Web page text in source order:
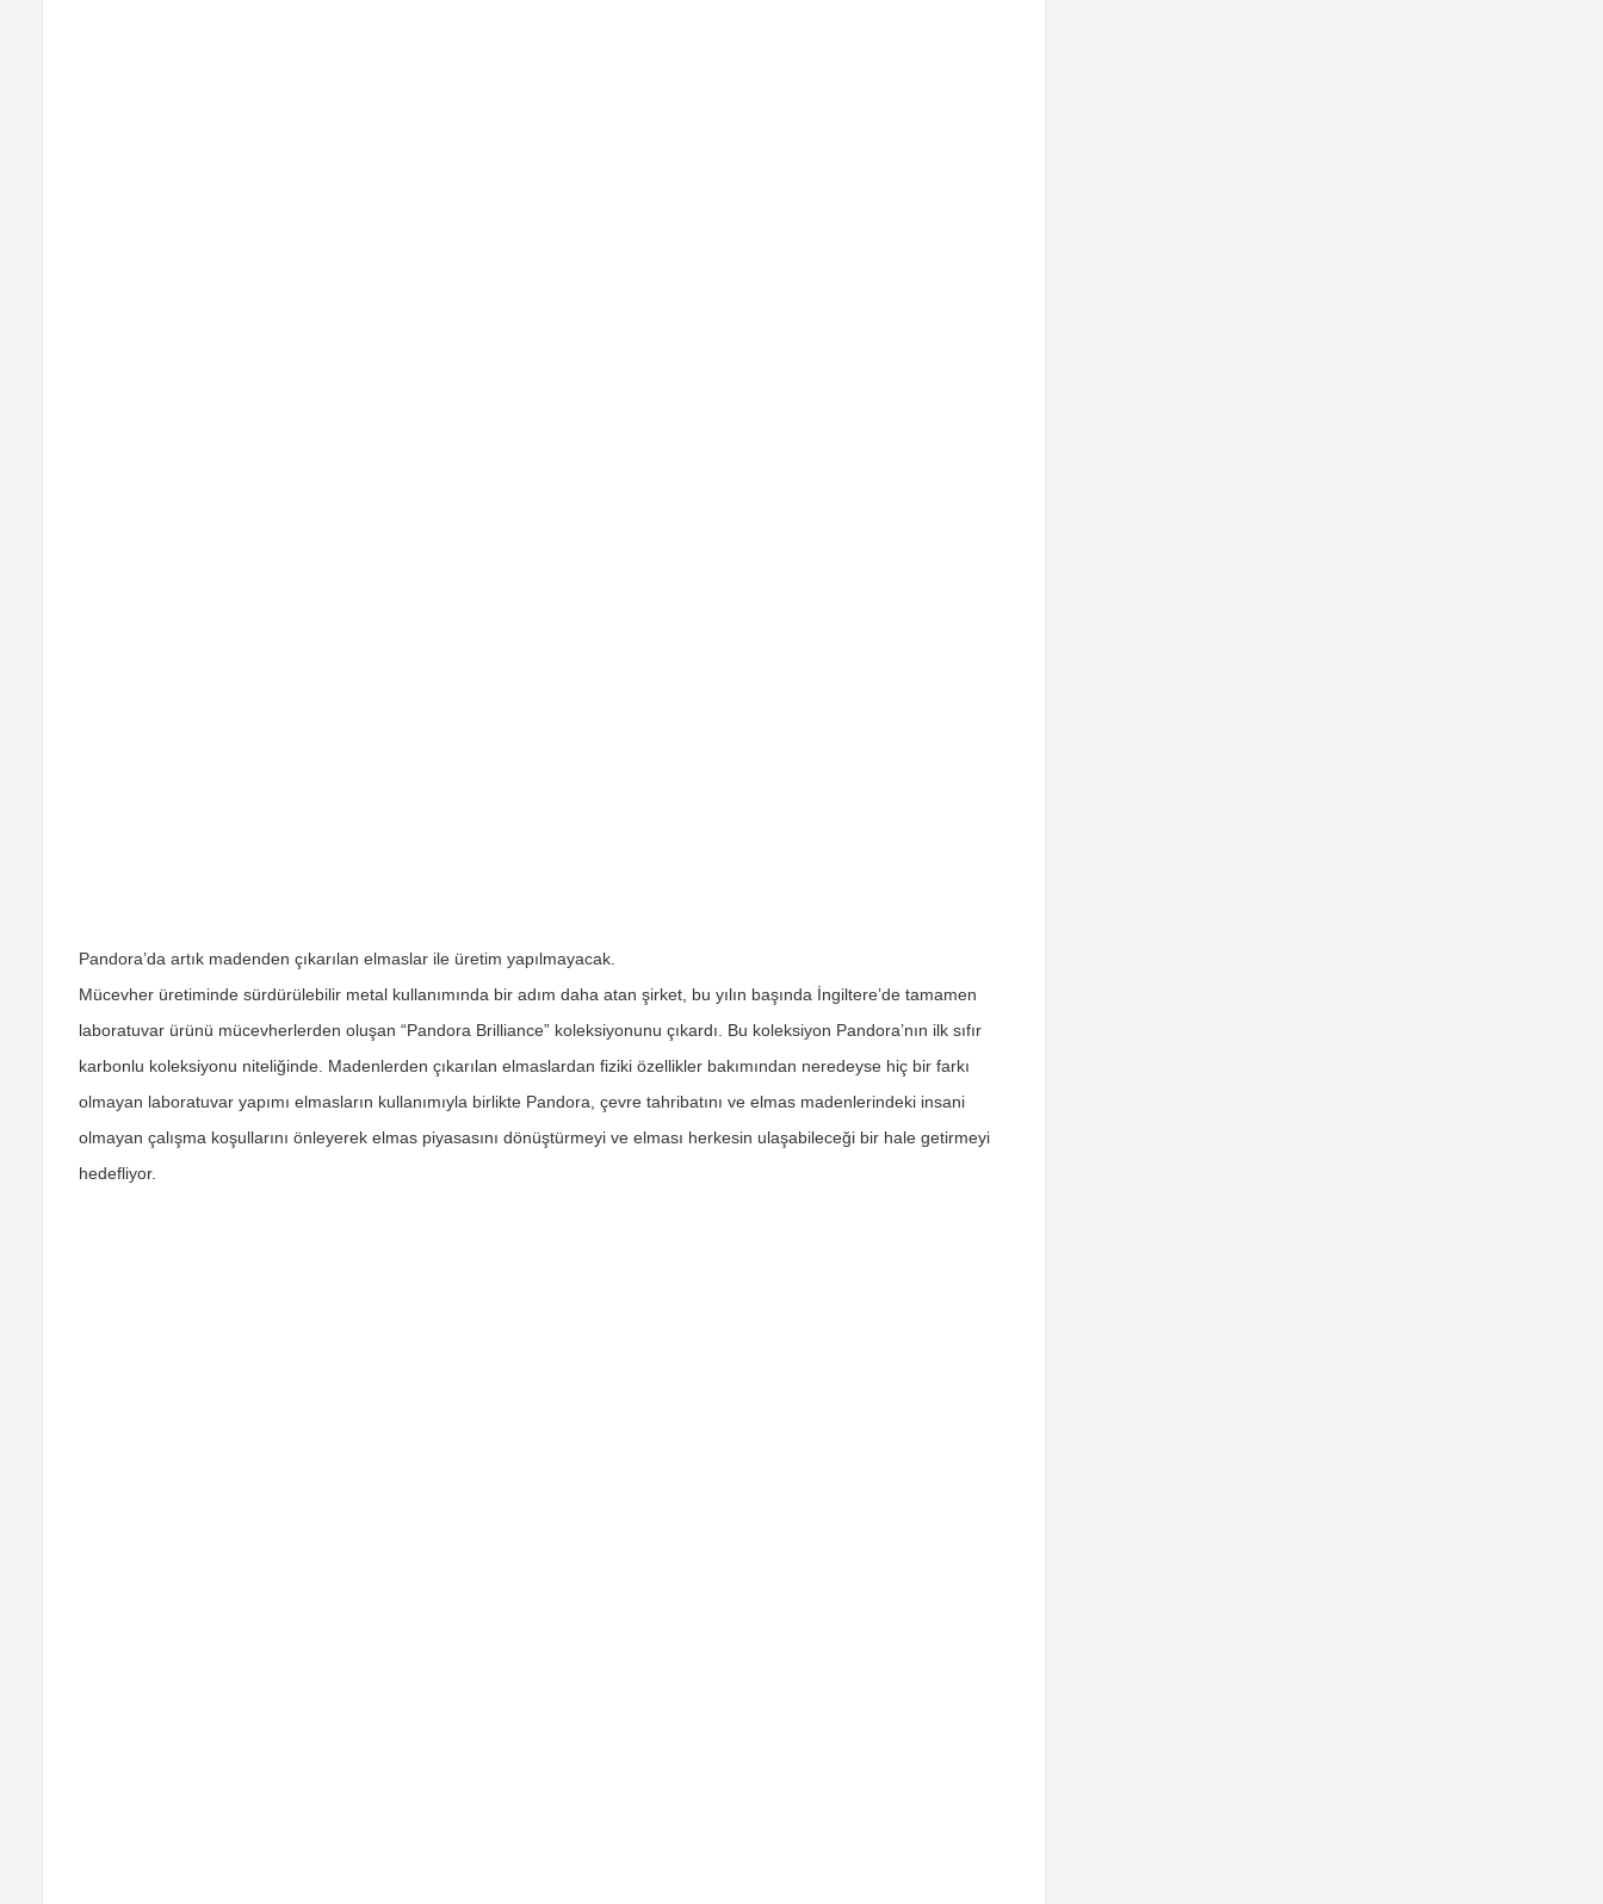
Pandora’da artık madenden çıkarılan elmaslar ile üretim yapılmayacak.
Mücevher üretiminde sürdürülebilir metal kullanımında bir adım daha atan şirket, bu yılın başında İngiltere’de tamamen
laboratuvar ürünü mücevherlerden oluşan “Pandora Brilliance” koleksiyonunu çıkardı. Bu koleksiyon Pandora’nın ilk sıfır
karbonlu koleksiyonu niteliğinde. Madenlerden çıkarılan elmaslardan fiziki özellikler bakımından neredeyse hiç bir farkı
olmayan laboratuvar yapımı elmasların kullanımıyla birlikte Pandora, çevre tahribatını ve elmas madenlerindeki insani
olmayan çalışma koşullarını önleyerek elmas piyasasını dönüştürmeyi ve elması herkesin ulaşabileceği bir hale getirmeyi
hedefliyor.